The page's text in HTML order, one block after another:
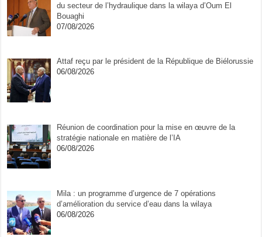
du secteur de l’hydraulique dans la wilaya d’Oum El
Bouaghi
07/08/2026
Attaf reçu par le président de la République de Biélorussie
06/08/2026
Réunion de coordination pour la mise en œuvre de la
stratégie nationale en matière de l’IA
06/08/2026
Mila : un programme d’urgence de 7 opérations
d’amélioration du service d’eau dans la wilaya
06/08/2026